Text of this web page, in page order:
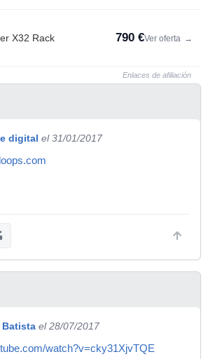
X32 Rack 790 €Ver oferta →
Enlaces de afiliación
digital el 31/01/2017
Batista el 28/07/2017
watch?v=cky31XjvTQE